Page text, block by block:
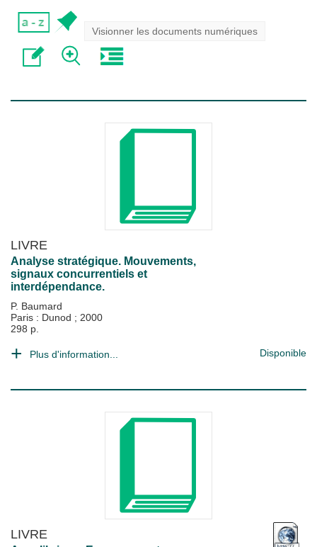
Visionner les documents numériques
LIVRE
Analyse stratégique. Mouvements,
signaux concurrentiels et
interdépendance.
P. Baumard
Paris : Dunod ; 2000
298 p.
Plus d'information... Disponible
LIVRE